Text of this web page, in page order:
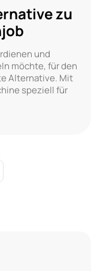
zu
und
möchte, für den
Alternative. Mit
speziell für